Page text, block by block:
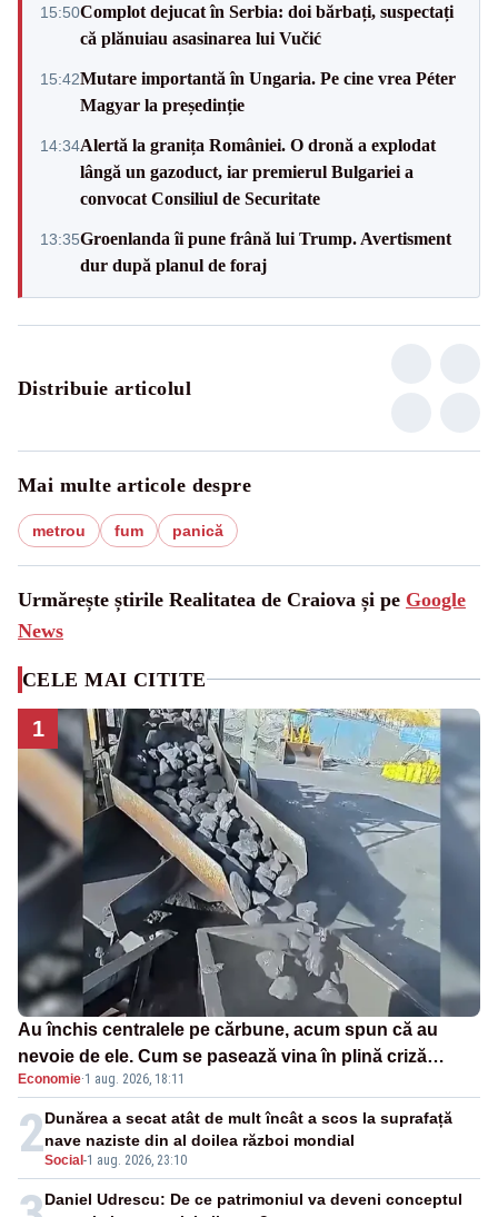
15:50Complot dejucat în Serbia: doi bărbați, suspectați
că plănuiau asasinarea lui Vučić
15:42Mutare importantă în Ungaria. Pe cine vrea Péter
Magyar la președinție
14:34Alertă la granița României. O dronă a explodat
lângă un gazoduct, iar premierul Bulgariei a
convocat Consiliul de Securitate
13:35Groenlanda îi pune frână lui Trump. Avertisment
dur după planul de foraj
Distribuie articolul
Mai multe articole despre
metrou fum panică
Urmărește știrile Realitatea de Craiova și pe Google
News
CELE MAI CITITE
1
Au închis centralele pe cărbune, acum spun că au
nevoie de ele. Cum se pasează vina în plină criză
energetică
Economie·1 aug. 2026, 18:11
2Social -1 aug. 2026, 23:10
Dunărea a secat atât de mult încât a scos la suprafață
nave naziste din al doilea război mondial
Daniel Udrescu: De ce patrimoniul va deveni conceptul